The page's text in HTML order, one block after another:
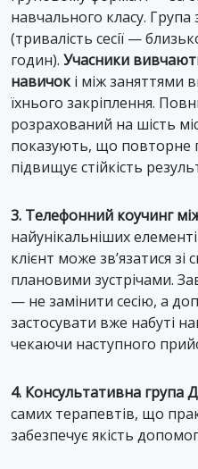
навчального класу.
(тривалість сесії —
годин). Учасники
навичокі між заняттями
їхнього закріплення.
розрахований на шість
показують, що повторне
підвищує стійкість
3. Телефонний коучинг
найунікальніших
клієнт може зв’язатися
плановими зустрічами.
— не замінити сесію, а
застосувати вже набуті
чекаючи наступного
4. Консультативна група
самих терапевтів, що
забезпечує якість